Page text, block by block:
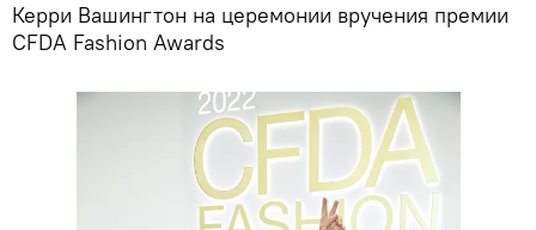
Керри Вашингтон на церемонии вручения премии
CFDA Fashion Awards